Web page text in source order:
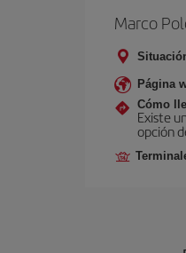
Marco
Página
Cómo
Existe
opción